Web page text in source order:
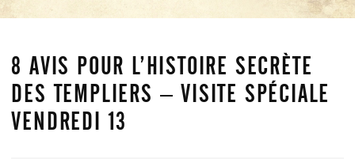
8 AVIS POUR L’HISTOIRE SECRÈTE
DES TEMPLIERS – VISITE SPÉCIALE
VENDREDI 13